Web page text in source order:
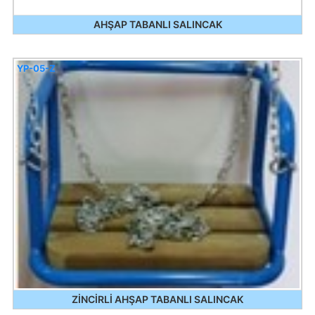
AHŞAP TABANLI SALINCAK
ZİNCİRLİ AHŞAP TABANLI SALINCAK
YP-05-Z